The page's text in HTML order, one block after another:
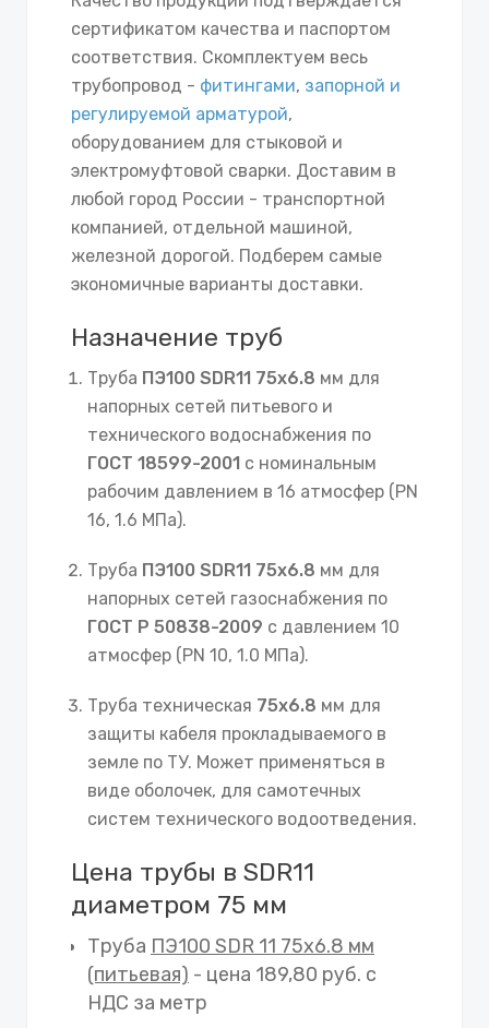
сертификатом качества и паспортом
соответствия. Скомплектуем весь
трубопровод - фитингами, запорной и
регулируемой арматурой,
оборудованием для стыковой и
электромуфтовой сварки. Доставим в
любой город России - транспортной
компанией, отдельной машиной,
железной дорогой. Подберем самые
экономичные варианты доставки.
Назначение труб
Труба ПЭ100 SDR11 75х6.8 мм для
напорных сетей питьевого и
технического водоснабжения по
ГОСТ 18599-2001 с номинальным
рабочим давлением в 16 атмосфер (PN
16, 1.6 МПа).
Труба ПЭ100 SDR11 75х6.8 мм для
напорных сетей газоснабжения по
ГОСТ Р 50838-2009 с давлением 10
атмосфер (PN 10, 1.0 МПа).
Труба техническая 75х6.8 мм для
защиты кабеля прокладываемого в
земле по ТУ. Может применяться в
виде оболочек, для самотечных
систем технического водоотведения.
Цена трубы в SDR11
диаметром 75 мм
Труба ПЭ100 SDR 11 75х6.8 мм
(питьевая) - цена 189,80 руб. с
НДС за метр